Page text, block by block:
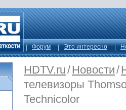
Форум Это интересно
HDTV.ru/Новости/
телевизоры
Technicolor